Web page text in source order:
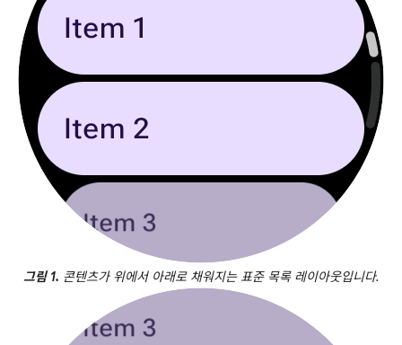
그림 1. 콘텐츠가 위에서 아래로 채워지는 표준 목록 레이아웃입니다.